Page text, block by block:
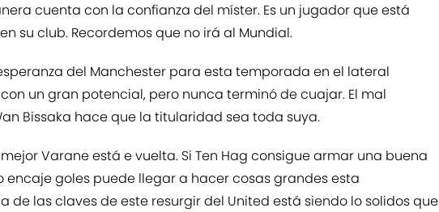
cuenta con la confianza del míster. Es un jugador que está
su club. Recordemos que no irá al Mundial.
del Manchester para esta temporada en el lateral
un gran potencial, pero nunca terminó de cuajar. El mal
Bissaka hace que la titularidad sea toda suya.
mejor Varane está e vuelta. Si Ten Hag consigue armar una buena
encaje goles puede llegar a hacer cosas grandes esta
de las claves de este resurgir del United está siendo lo solidos que